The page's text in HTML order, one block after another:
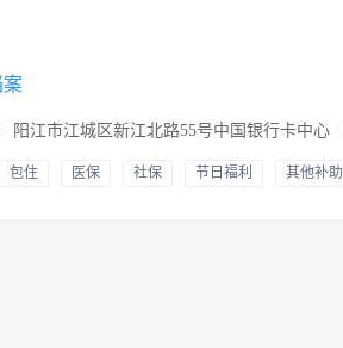
案
阳江市江城区新江北路55号中国银行卡中心
包住 医保 社保 节日福利 其他补助